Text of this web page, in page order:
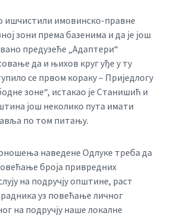
ишчистили имовинско-правне
зони према базенима и да је још
предузеће „Адаптери“
да и њихов круг уђе у ту
се првом кораку – Приједлогу
зоне“, истакао је Станишић и
још неколико пута имати
по том питању.
наведене Одлуке треба да
броја привредних
на подручју општине, раст
уз повећање личног
на подручју наше локалне